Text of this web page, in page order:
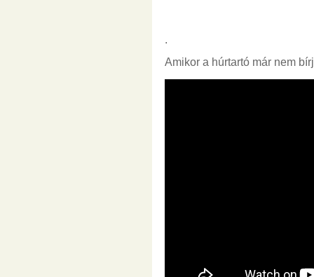
.
Amikor a húrtartó már nem